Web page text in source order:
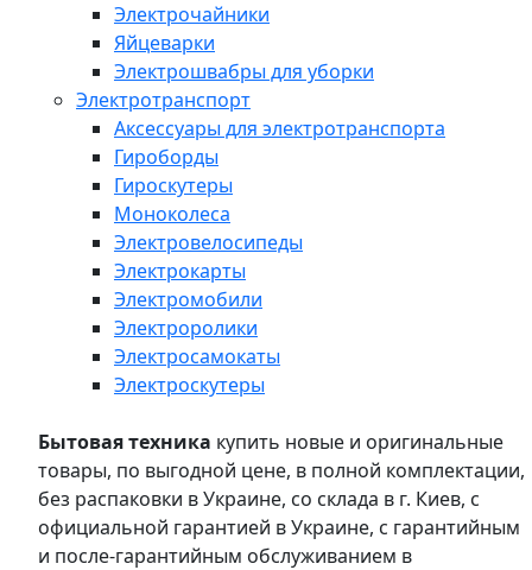
Электрочайники
Яйцеварки
Электрошвабры для уборки
Электротранспорт
Аксессуары для электротранспорта
Гироборды
Гироскутеры
Моноколеса
Электровелосипеды
Электрокарты
Электромобили
Электроролики
Электросамокаты
Электроскутеры
Бытовая техника купить новые и оригинальные
товары, по выгодной цене, в полной комплектации,
без распаковки в Украине, со склада в г. Киев, с
официальной гарантией в Украине, с гарантийным
и после-гарантийным обслуживанием в